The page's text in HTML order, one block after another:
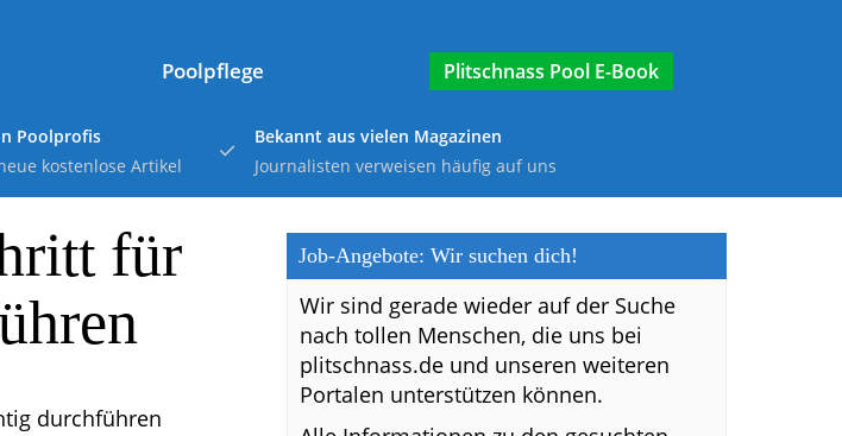
Poolpflege E-Book
Poolprofis
kostenlose Artikel
Bekannt aus vielen Magazinen
Journalisten verweisen häufig auf uns
für
durchführen
Job-Angebote: Wir suchen dich!
Wir sind gerade wieder auf der Suche
nach tollen Menschen, die uns bei
plitschnass.de und unseren weiteren
Portalen unterstützen können.